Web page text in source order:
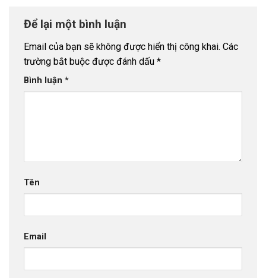
Để lại một bình luận
Email của bạn sẽ không được hiển thị công khai. Các
trường bắt buộc được đánh dấu *
Bình luận *
Tên
Email